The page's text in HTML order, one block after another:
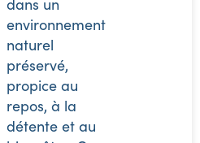
dans un
environnement
naturel
préservé,
propice au
repos, à la
détente et au